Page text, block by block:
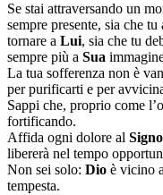
Se stai attraversando un
sempre presente, sia che
tornare a Lui, sia che tu
sempre più a Sua
La tua sofferenza non è
per purificarti e per
Sappi che, proprio come
fortificando.
Affida ogni dolore al
libererà nel tempo
Non sei solo: Dio è vicino
tempesta.